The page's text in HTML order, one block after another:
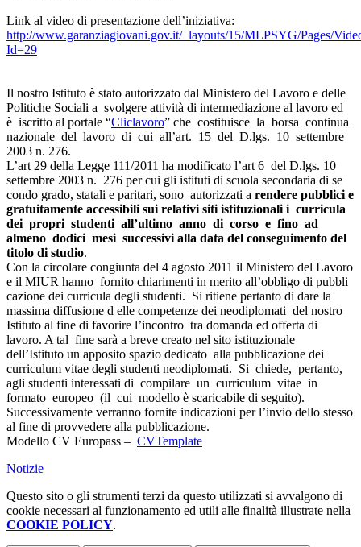
Link al video di presentazione dell’iniziativa:
http://www.garanziagiovani.gov.it/_layouts/15/MLPSYG/Pages/
Id=29
Il nostro Istituto è stato autorizzato dal Ministero del Lavoro e delle
Politiche Sociali a svolgere attività di intermediazione al lavoro ed
è iscritto al portale “Cliclavoro” che costituisce la borsa continua
nazionale del lavoro di cui all’art. 15 del D.lgs. 10 settembre
2003 n. 276.
L’art 29 della Legge 111/2011 ha modificato l’art 6 del D.lgs. 10
settembre 2003 n. 276 per cui gli istituti di scuola secondaria di se
condo grado, statali e paritari, sono autorizzati a rendere pubblici e
gratuitamente accessibili sui relativi siti istituzionali i curricula
dei propri studenti all’ultimo anno di corso e fino ad
almeno dodici mesi successivi alla data del conseguimento del
titolo di studio.
Con la circolare congiunta del 4 agosto 2011 il Ministero del Lavoro
e il MIUR hanno fornito chiarimenti in merito all’obbligo di pubbli
cazione dei curricula degli studenti. Si ritiene pertanto di dare la
massima diffusione d elle competenze dei neodiplomati del nostro
Istituto al fine di favorire l’incontro tra domanda ed offerta di
lavoro. A tal fine sarà a breve creato nel sito istituzionale
dell’Istituto un apposito spazio dedicato alla pubblicazione dei
curriculum vitae degli studenti neodiplomati. Si chiede, pertanto,
agli studenti interessati di compilare un curriculum vitae in
formato europeo (il cui modello è scaricabile di seguito).
Successivamente verranno fornite indicazioni per l’invio dello stesso
al fine di provvedere alla pubblicazione.
Modello CV Europass – CVTemplate
Notizie
Questo sito o gli strumenti terzi da questo utilizzati si avvalgono di
cookie necessari al funzionamento ed utili alle finalità illustrate nella
COOKIE POLICY.